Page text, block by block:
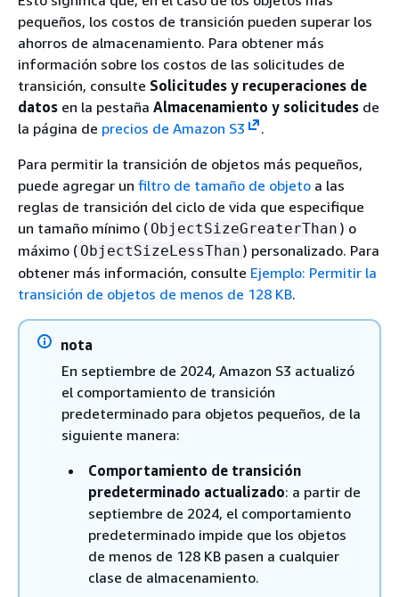
pequeños, los costos de transición pueden superar los
ahorros de almacenamiento. Para obtener más
información sobre los costos de las solicitudes de
transición, consulte Solicitudes y recuperaciones de
datos en la pestaña Almacenamiento y solicitudes de
la página de precios de Amazon S3
.
Para permitir la transición de objetos más pequeños,
puede agregar un filtro de tamaño de objeto a las
reglas de transición del ciclo de vida que especifique
un tamaño mínimo ( ObjectSizeGreaterThan ) o
máximo ( ObjectSizeLessThan ) personalizado. Para
obtener más información, consulte Ejemplo: Permitir la
transición de objetos de menos de 128 KB.
nota
En septiembre de 2024, Amazon S3 actualizó
el comportamiento de transición
predeterminado para objetos pequeños, de la
siguiente manera:
Comportamiento de transición
predeterminado actualizado: a partir de
septiembre de 2024, el comportamiento
predeterminado impide que los objetos
de menos de 128 KB pasen a cualquier
clase de almacenamiento.